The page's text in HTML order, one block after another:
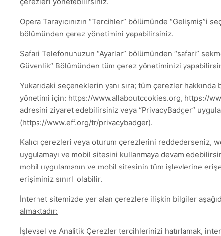
Opera Tarayıcınızın “Tercihler” bölümünde “Gelişmiş”i
bölümünden çerez yönetimini yapabilirsiniz.
Safari Telefonunuzun “Ayarlar” bölümünden “safari”
Güvenlik” Bölümünden tüm çerez yönetiminizi
Yukarıdaki seçeneklerin yanı sıra; tüm çerezler
yönetimi için: https://www.allaboutcookies.org, https://
adresini ziyaret edebilirsiniz veya “PrivacyBadger”
(https://www.eff.org/tr/privacybadger).
Kalıcı çerezleri veya oturum çerezlerini reddederseniz,
uygulamayı ve mobil sitesini kullanmaya devam
mobil uygulamanın ve mobil sitesinin tüm işlevlerine
erişiminiz sınırlı olabilir.
İnternet sitemizde yer alan çerezlere ilişkin bilgiler
almaktadır:
İşlevsel ve Analitik Çerezler tercihlerinizi hatırlamak,